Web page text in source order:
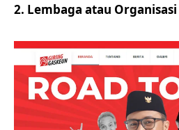
2. Lembaga atau Organisasi